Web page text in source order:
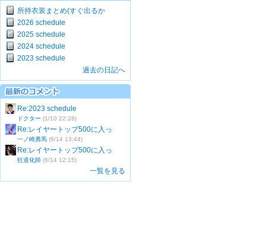
所持衣装まとめ(すぐ出るか
2026 schedule
2025 schedule
2024 schedule
2023 schedule
過去の日記へ
Re:2023 schedule
ドクター (1/10 22:28)
Re:レイヤートップ500に入っ
一ノ崎勇馬 (6/14 13:44)
Re:レイヤートップ500に入っ
狂道化師 (6/14 12:15)
一覧を見る